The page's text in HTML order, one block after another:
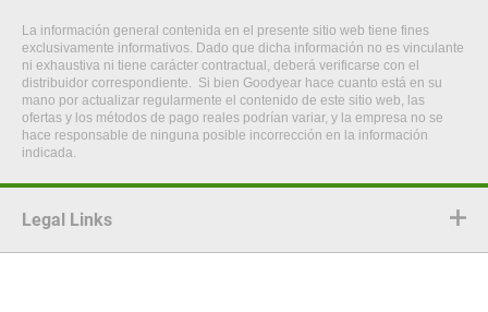
La información general contenida en el presente sitio web tiene fines
exclusivamente informativos. Dado que dicha información no es vinculante
ni exhaustiva ni tiene carácter contractual, deberá verificarse con el
distribuidor correspondiente. Si bien Goodyear hace cuanto está en su
mano por actualizar regularmente el contenido de este sitio web, las
ofertas y los métodos de pago reales podrían variar, y la empresa no se
hace responsable de ninguna posible incorrección en la información
indicada.
Legal Links